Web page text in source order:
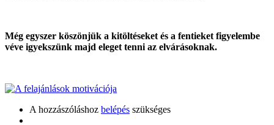
Még egyszer köszönjük a kitöltéseket és a fentieket figyelembe
véve igyekszünk majd eleget tenni az elvárásoknak.
A hozzászóláshoz belépés szükséges